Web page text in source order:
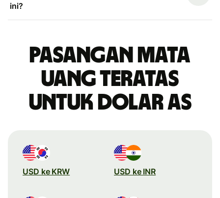
ini?
Pasangan mata
uang teratas
untuk dolar AS
USD ke KRW USD ke INR